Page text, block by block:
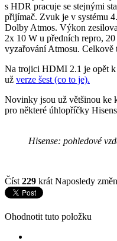
s HDR pracuje se stejnými
přijímač. Zvuk je v systému
Dolby Atmos. Výkon
2x 10 W u předních repro,
vyzařování Atmosu. Celkově
Na trojici HDMI 2.1 je opět
už verze šest (co to je).
Novinky jsou už většinou ke
pro některé úhlopříčky
Hisense: pohledové
Číst 229 krát Naposledy
Ohodnotit tuto položku